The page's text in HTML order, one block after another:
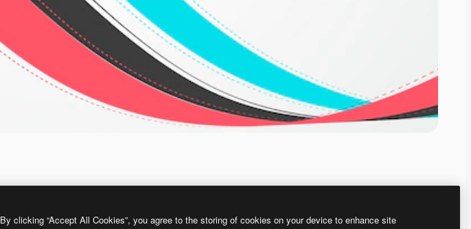
By clicking “Accept All Cookies”, you agree to the storing of cookies on your device to enhance site